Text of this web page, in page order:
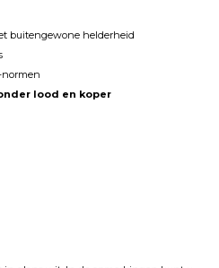
buitengewone helderheid
normen
lood en koper